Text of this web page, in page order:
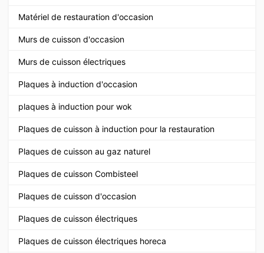
Matériel de restauration d'occasion
Murs de cuisson d'occasion
Murs de cuisson électriques
Plaques à induction d'occasion
plaques à induction pour wok
Plaques de cuisson à induction pour la restauration
Plaques de cuisson au gaz naturel
Plaques de cuisson Combisteel
Plaques de cuisson d'occasion
Plaques de cuisson électriques
Plaques de cuisson électriques horeca